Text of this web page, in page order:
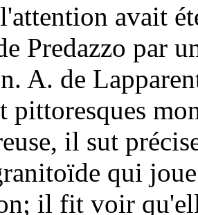
avait
Predazzo par
A. de
pittoresques
il sut
qui
il fit voir